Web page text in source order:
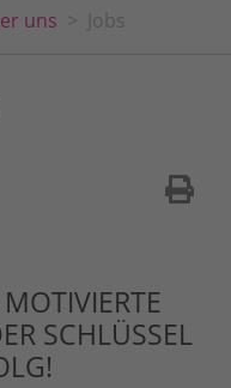
uns Jobs
SCHLÜSSEL